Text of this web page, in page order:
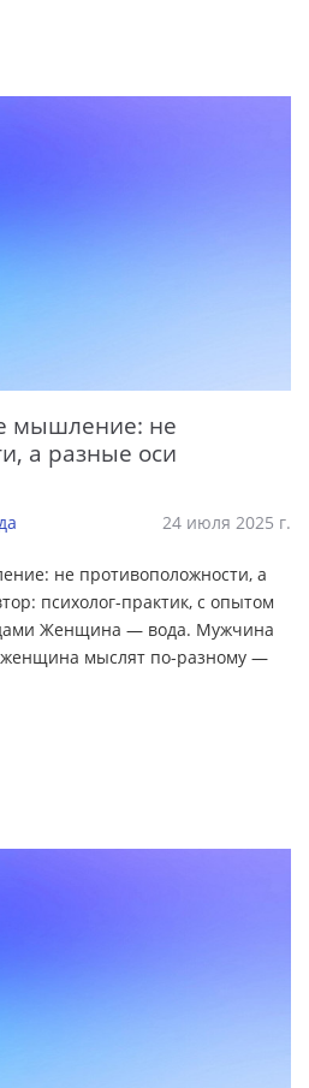
мышление: не
а разные оси
24 июля 2025 г.
не противоположности, а
психолог-практик, с опытом
Женщина — вода. Мужчина
мыслят по-разному —